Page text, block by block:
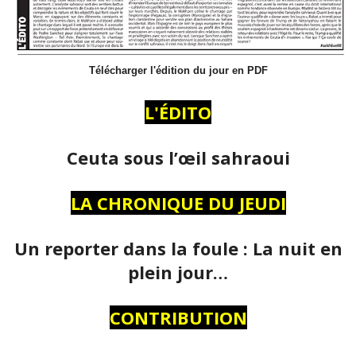
Télécharger l'édition du jour en PDF
L'ÉDITO
Ceuta sous l’œil sahraoui
LA CHRONIQUE DU JEUDI
Un reporter dans la foule : La nuit en
plein jour…
CONTRIBUTION